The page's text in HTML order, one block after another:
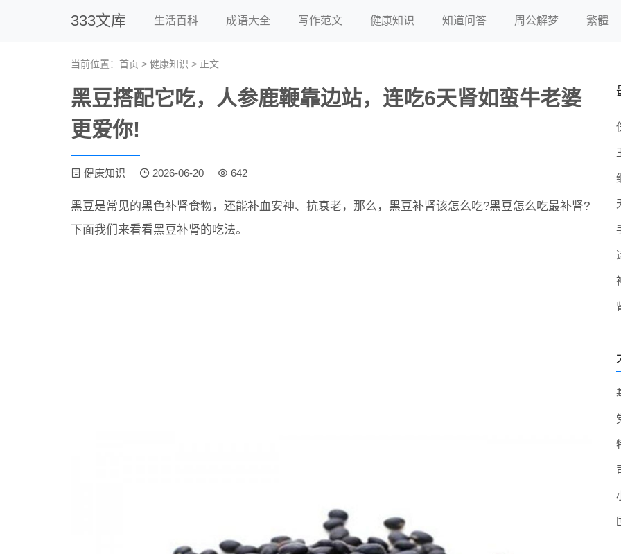
333文库 生活百科 成语大全 写作范文 健康知识 知道问答 周公解梦 繁體
当前位置： 首页 > 健康知识 > 正文
黑豆搭配它吃，人参鹿鞭靠边站，连吃6天肾如蛮牛老婆
更爱你!
健康知识 2026-06-20 642
黑豆是常见的黑色补肾食物，还能补血安神、抗衰老，那么，黑豆补肾该怎么吃?黑豆怎么吃最补肾?
下面我们来看看黑豆补肾的吃法。